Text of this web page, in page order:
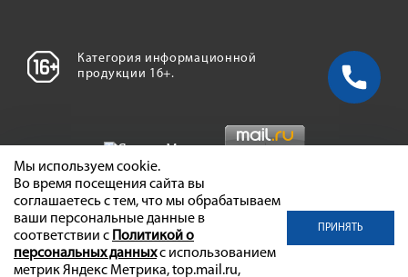
Категория информационной
продукции 16+.
Мы используем cookie.
Во время посещения сайта вы
соглашаетесь с тем, что мы обрабатываем
ваши персональные данные в
соответствии с Политикой о
персональных данныхс использованием
метрик Яндекс Метрика, top.mail.ru,
ПРИНЯТЬ